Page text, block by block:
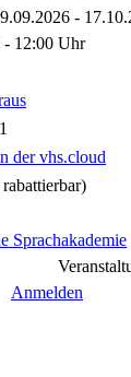
-
- 12:00 Uhr
der vhs.cloud
Sprachakademie
Anmelden